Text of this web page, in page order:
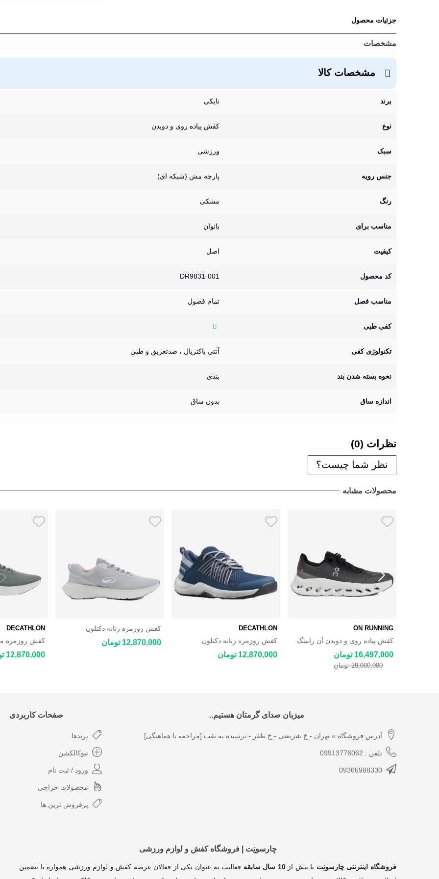
جزئیات محصول
مشخصات
مشخصات کالا
برند نایکی
نوع کفش پیاده روی و دویدن
سبک ورزشی
جنس رویه پارچه مش (شبکه ای)
رنگ مشکی
مناسب برای بانوان
کیفیت اصل
کد محصول DR9831-001
مناسب فصل تمام فصول
کفی طبی
تکنولوژی کفی آنتی باکتریال ، ضدتعریق و طبی
نحوه بسته شدن بند بندی
اندازه ساق بدون ساق
نظرات (0)
نظر شما چیست؟
محصولات مشابه
ON RUNNING
کفش پیاده روی و دویدن آن رانینگ
On CloudTilt
16,497,000 تومان
28,000,000 تومان
DECATHLON
کفش روزمره زنانه دکتلون
DECATHLON NH500 Fresh
12,870,000 تومان
کفش روزمره زنانه دکتلون
DECATHLON JOGFLOW 100.1
12,870,000 تومان
DECATHLON
کفش روزمره
100.1
12,870,000 تومان
میزبان صدای گرمتان هستیم..
آدرس فروشگاه » تهران - خ شریعتی - خ ظفر - نرسیده به نفت [مراجعه با هماهنگی]
تلفن : 09913776062
09366988330
صفحات کاربردی
برندها
نیوکالکشن
ورود / ثبت نام
محصولات حراجی
پرفروش ترین ها
چارسونِت | فروشگاه کفش و لوازم ورزشی
فروشگاه اینترنتی چارسونِت با بیش از10 سال سابقه
فعالیت به عنوان یکی از فعالان عرصه کفش و لوازم ورزشی همواره با تضمین